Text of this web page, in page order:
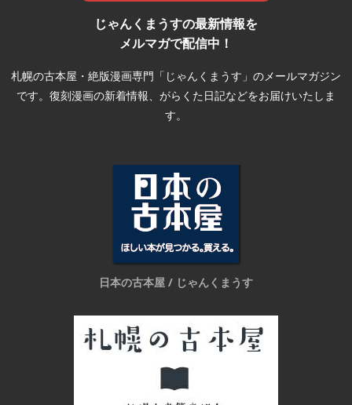
じゃんくまうすの最新情報を
メルマガで配信中！
札幌の古本屋・絶版漫画専門「じゃんくまうす」のメールマガジン
です。復刻漫画の新着情報、がらくた日記などをお届けいたしま
す。
日本の古本屋 / じゃんくまうす